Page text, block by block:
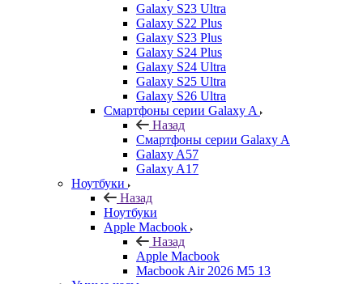
Galaxy S23 Ultra
Galaxy S22 Plus
Galaxy S23 Plus
Galaxy S24 Plus
Galaxy S24 Ultra
Galaxy S25 Ultra
Galaxy S26 Ultra
Смартфоны серии Galaxy A
Назад
Смартфоны серии Galaxy A
Galaxy A57
Galaxy A17
Ноутбуки
Назад
Ноутбуки
Apple Macbook
Назад
Apple Macbook
Macbook Air 2026 M5 13